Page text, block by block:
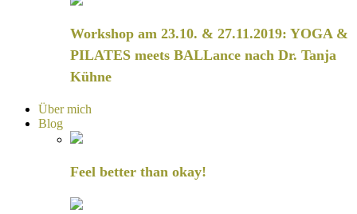
Workshop am 23.10. & 27.11.2019: YOGA &
PILATES meets BALLance nach Dr. Tanja
Kühne
Über mich
Blog
Feel better than okay!